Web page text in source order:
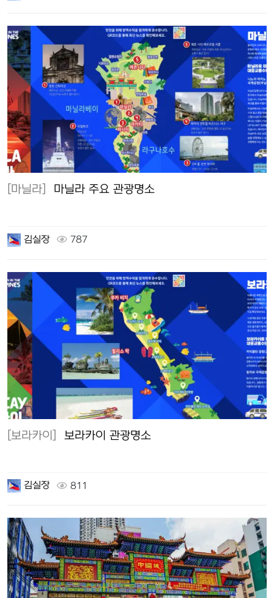
[마닐라] 마닐라 주요 관광명소
김실장 787
[보라카이] 보라카이 관광명소
김실장 811